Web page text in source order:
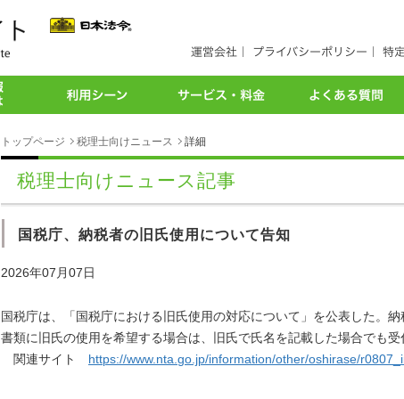
トップページ 税理士向けニュース 詳細
税理士向けニュース記事
国税庁、納税者の旧氏使用について告知
2026年07月07日
国税庁は、「国税庁における旧氏使用の対応について」を公表した。
書類に旧氏の使用を希望する場合は、旧氏で氏名を記載した場合でも受
関連サイト
https://www.nta.go.jp/information/other/oshirase/